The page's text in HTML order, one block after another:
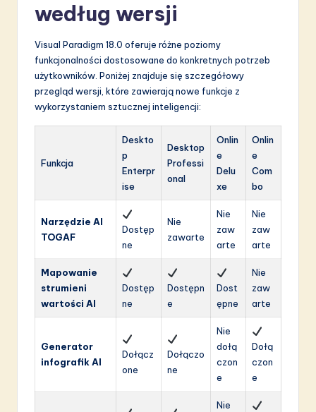
według wersji
Visual Paradigm 18.0 oferuje różne poziomy
funkcjonalności dostosowane do konkretnych potrzeb
użytkowników. Poniżej znajduje się szczegółowy
przegląd wersji, które zawierają nowe funkcje z
wykorzystaniem sztucznej inteligencji:
Funkcja
Deskto
p
Enterpr
ise
Desktop
Professi
onal
Onlin
e
Delu
xe
Onlin
e
Com
bo
Narzędzie AI
TOGAF
Dostęp
ne
Nie
zawarte
Nie
zaw
arte
Nie
zaw
arte
Mapowanie
strumieni
wartości AI
Dostęp
ne
Dostępn
e
Dost
ępne
Nie
zaw
arte
Generator
infografik AI
Dołącz
one
Dołączo
ne
Nie
dołą
czon
e
Dołą
czon
e
Nie